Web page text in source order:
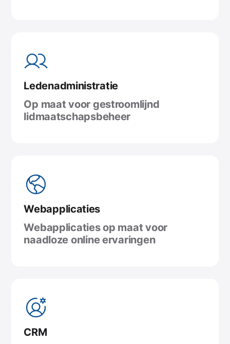
Ledenadministratie
Op maat voor gestroomlijnd
lidmaatschapsbeheer
Webapplicaties
Webapplicaties op maat voor
naadloze online ervaringen
CRM